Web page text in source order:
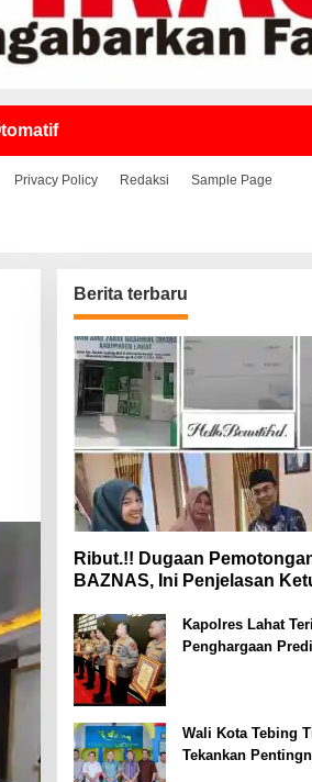
Privacy Policy Redaksi Sample Page
Berita terbaru
Ribut.!! Dugaan
BAZNAS, Ini Penjelasan
Kapolres Lahat
Penghargaan
Wali Kota Tebing
Tekankan